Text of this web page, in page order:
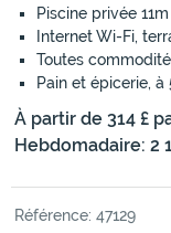
Piscine privée
Internet Wi-Fi,
Toutes
Pain et épicerie, à
À partir de 314 £
Hebdomadaire: 2
Référence: 47129